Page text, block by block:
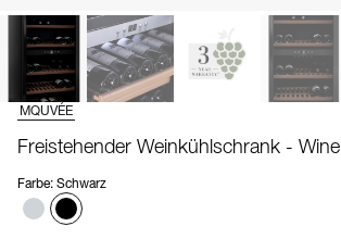
MQUVÉE
Freistehender Weinkühlschrank -
Farbe: Schwarz